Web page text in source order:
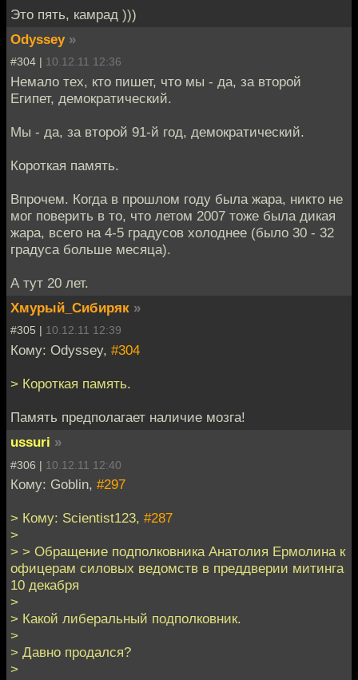
Это пять, камрад )))
Odyssey »
#304 | 10.12.11 12:36
Немало тех, кто пишет, что мы - да, за второй
Египет, демократический.
Мы - да, за второй 91-й год, демократический.
Короткая память.
Впрочем. Когда в прошлом году была жара, никто не
мог поверить в то, что летом 2007 тоже была дикая
жара, всего на 4-5 градусов холоднее (было 30 - 32
градуса больше месяца).
А тут 20 лет.
Хмурый_Сибиряк »
#305 | 10.12.11 12:39
Кому: Odyssey, #304
> Короткая память.
Память предполагает наличие мозга!
ussuri »
#306 | 10.12.11 12:40
Кому: Goblin, #297
> Кому: Scientist123, #287
>
> > Обращение подполковника Анатолия Ермолина к
офицерам силовых ведомств в преддверии митинга
10 декабря
>
> Какой либеральный подполковник.
>
> Давно продался?
>